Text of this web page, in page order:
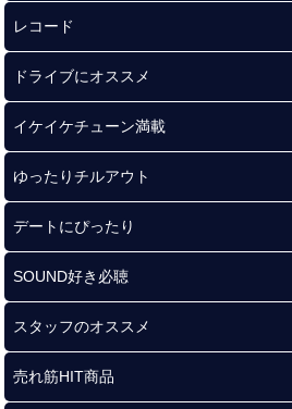
レコード
ドライブにオススメ
イケイケチューン満載
ゆったりチルアウト
デートにぴったり
SOUND好き必聴
スタッフのオススメ
売れ筋HIT商品